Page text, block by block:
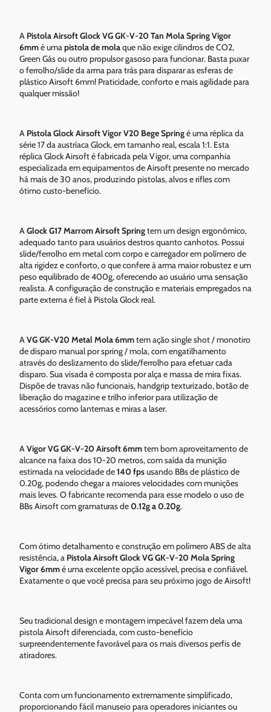
A Pistola Airsoft Glock VG GK-V-20 Tan Mola Spring Vigor
6mmé umapistola de molaque não exige cilindros de CO2,
Green Gás ou outro propulsor gasoso para funcionar. Basta puxar
o ferrolho/slide da arma para trás para disparar as esferas de
plástico Airsoft 6mm! Praticidade, conforto e mais agilidade para
qualquer missão!
A Pistola Glock Airsoft Vigor V20 Bege Springé uma réplica da
série 17 da austríaca Glock, em tamanho real, escala 1:1. Esta
réplica Glock Airsoft é fabricada pela Vigor, uma companhia
especializada em equipamentos de Airsoft presente no mercado
há mais de 30 anos, produzindo pistolas, alvos e rifles com
ótimo custo-benefício.
AGlock G17 Marrom Airsoft Springtem um design ergonômico,
adequado tanto para usuários destros quanto canhotos. Possui
slide/ferrolho em metal com corpo e carregador em polímero de
alta rigidez e conforto, o que confere à arma maior robustez e um
peso equilibrado de 400g, oferecendo ao usuário uma sensação
realista. A configuração de construção e materiais empregados na
parte externa é fiel à Pistola Glock real.
AVG GK-V20 Metal Mola 6mmtem ação single shot / monotiro
de disparo manual por spring / mola, com engatilhamento
através do deslizamento do slide/ferrolho para efetuar cada
disparo. Sua visada é composta por alça e massa de mira fixas.
Dispõe de travas não funcionais, handgrip texturizado, botão de
liberação do magazine e trilho inferior para utilização de
acessórios como lanternas e miras a laser.
AVigor VG GK-V-20 Airsoft 6mmtem bom aproveitamento de
alcance na faixa dos 10-20 metros, com saída da munição
estimada na velocidade de140 fpsusando BBs de plástico de
0.20g, podendo chegar a maiores velocidades com munições
mais leves. O fabricante recomenda para esse modelo o uso de
BBs Airsoft com gramaturas de0.12g a 0.20g.
Com ótimo detalhamento e construção em polímero ABS de alta
resistência, a Pistola Airsoft Glock VG GK-V-20 Mola Spring
Vigor 6mmé uma excelente opção acessível, precisa e confiável.
Exatamente o que você precisa para seu próximo jogo de Airsoft!
Seu tradicional design e montagem impecável fazem dela uma
pistola Airsoft diferenciada, com custo-benefício
surpreendentemente favorável para os mais diversos perfis de
atiradores.
Conta com um funcionamento extremamente simplificado,
proporcionando fácil manuseio para operadores iniciantes ou